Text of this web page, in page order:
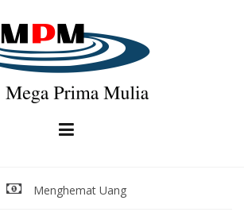
Menghemat Uang